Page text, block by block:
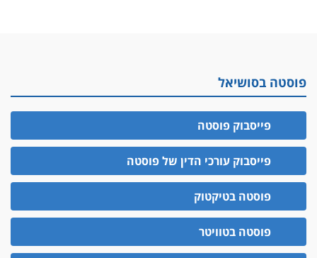
פוסטה בסושיאל
פייסבוק פוסטה
פייסבוק עורכי הדין של פוסטה
פוסטה בטיקטוק
פוסטה בטוויטר